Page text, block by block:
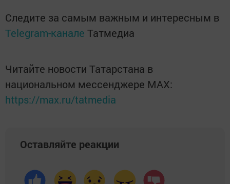
Следите за самым важным и интересным в
Telegram-канале Татмедиа
Читайте новости Татарстана в
национальном мессенджере MАХ:
https://max.ru/tatmedia
Оставляйте реакции